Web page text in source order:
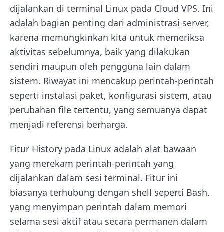
dijalankan di terminal Linux pada Cloud VPS. Ini
adalah bagian penting dari administrasi server,
karena memungkinkan kita untuk memeriksa
aktivitas sebelumnya, baik yang dilakukan
sendiri maupun oleh pengguna lain dalam
sistem. Riwayat ini mencakup perintah-perintah
seperti instalasi paket, konfigurasi sistem, atau
perubahan file tertentu, yang semuanya dapat
menjadi referensi berharga.
Fitur History pada Linux adalah alat bawaan
yang merekam perintah-perintah yang
dijalankan dalam sesi terminal. Fitur ini
biasanya terhubung dengan shell seperti Bash,
yang menyimpan perintah dalam memori
selama sesi aktif atau secara permanen dalam